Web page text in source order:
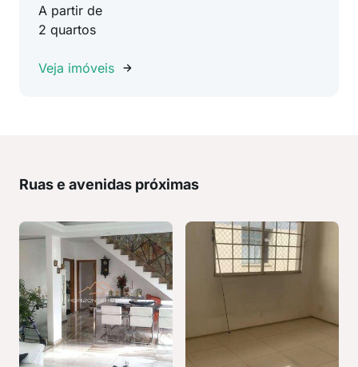
A partir de
2 quartos
Veja imóveis
Ruas e avenidas próximas